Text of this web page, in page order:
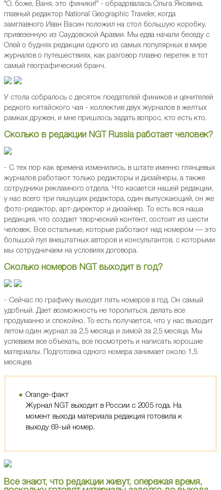
"О, боже, Ваня, это финики!" - обрадовалась Ольга Яковина,
главный редактор National Geographic Traveler, когда
замглавного Иван Васин положил на стол большую коробку,
привезенную из Саудовской Аравии. Мы едва начали беседу с
Олей о буднях редакции одного из самых популярных в мире
журналов о путешествиях, как разговор плавно перетек в тот
самый географический бранч.
У стола собралось с десяток поедателей фиников и ценителей
редкого китайского чая - коллектив двух журналов в желтых
рамках дружен, и мне пришлось задать вопрос, кто есть кто.
Сколько в редакции NGT Russia работает человек?
- С тех пор как времена изменились, в штате именно глянцевых
журналов работают только редакторы и дизайнеры, а также
сотрудники рекламного отдела. Что касается нашей редакции,
у нас всего три пишущих редактора, один выпускающий, он же
фото-редактор, арт-директор и дизайнер. То есть вся наша
редакция, что создает творческий контент, состоит из шести
человек. Все остальные, которые работают над номером — это
большой пул внештатных авторов и консультантов, с которыми
мы сотрудничаем на условиях договора.
Сколько номеров NGT выходит в год?
- Сейчас по графику выходит пять номеров в год. Он самый
удобный. Дает возможность не торопиться, делать все
продуманно и спокойно. То есть получается, что у нас выходит
летом один журнал за 2,5 месяца и зимой за 2,5 месяца. Мы
успеваем все объехать, все посмотреть и написать хорошие
материалы. Подготовка одного номера занимает около 1,5
месяцев.
Orange-факт
Журнал NGT выходит в России с 2005 года. На
момент выхода материала редакция готовила к
выходу 69-ый номер.
Все знают, что редакции живут, опережая время,